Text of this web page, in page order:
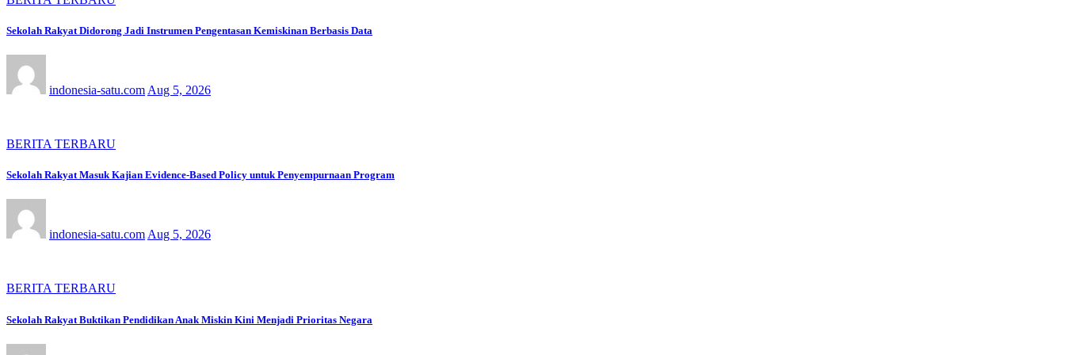
Sekolah Rakyat Didorong Jadi Instrumen Pengentasan Kemiskinan Berbasis Data
indonesia-satu.com Aug 5, 2026
BERITA TERBARU
Sekolah Rakyat Masuk Kajian Evidence-Based Policy untuk Penyempurnaan Program
indonesia-satu.comAug 5, 2026
BERITA TERBARU
Sekolah Rakyat Buktikan Pendidikan Anak Miskin Kini Menjadi Prioritas Negara